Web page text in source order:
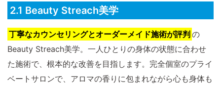
2.1 Beauty Streach美学
丁寧なカウンセリングとオーダーメイド施術が評判 の
Beauty Streach美学。一人ひとりの身体の状態に合わせ
た施術で、根本的な改善を目指します。完全個室のプライ
ベートサロンで、アロマの香りに包まれながら心も身体も